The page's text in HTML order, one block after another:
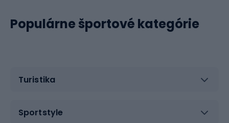
Populárne športové kategórie
Turistika
Sportstyle